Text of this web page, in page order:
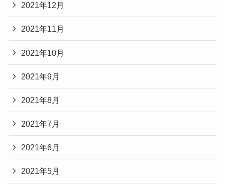
2021年12月
2021年11月
2021年10月
2021年9月
2021年8月
2021年7月
2021年6月
2021年5月